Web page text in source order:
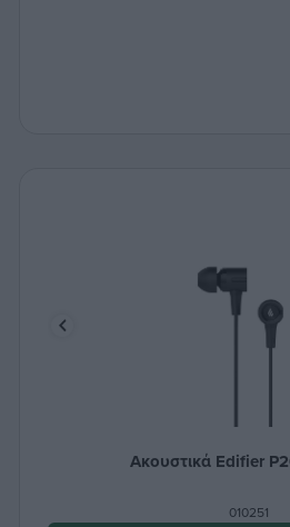
Ακουστικά Edifier
010251